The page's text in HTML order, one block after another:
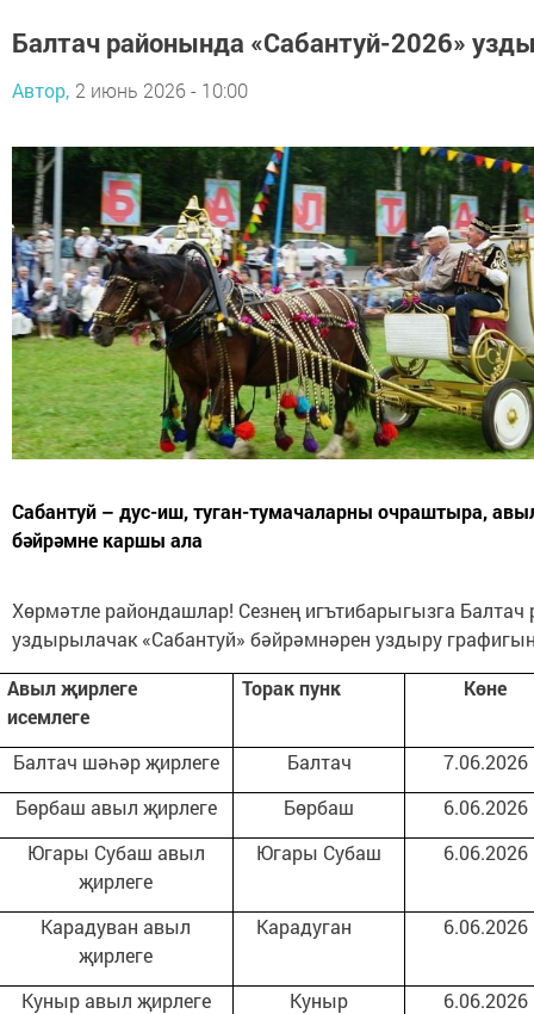
Балтач районында «Сабантуй-2026»
Автор, 2 июнь 2026 - 10:00
Сабантуй – дус-иш, туган-тумачаларны очраштыра,
бәйрәмне каршы ала
Хөрмәтле райондашлар! Сезнең игътибарыгызга
уздырылачак «Сабантуй» бәйрәмнәрен уздыру
Авылҗирлеге
исемлеге
Торак пунк Көне
Балтач шәһәр җирлеге Балтач
7.06.2026
Бөрбаш авыл җирлеге
Бөрбаш
6.06.2026
Югары Субаш авыл
җирлеге
Югары Субаш 6.06.2026
Карадуван авыл
җирлеге
Карадуган 6.06.2026
Куныр авыл җирлеге Куныр 6.06.2026